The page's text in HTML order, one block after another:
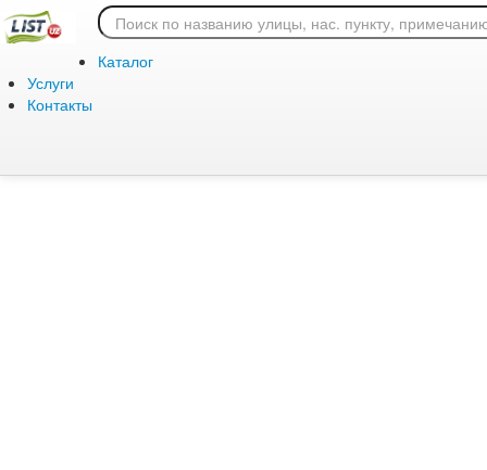
Каталог
Услуги
Контакты
Ошибка 404: страница